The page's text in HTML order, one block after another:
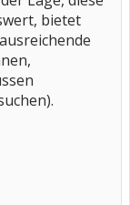
bietet